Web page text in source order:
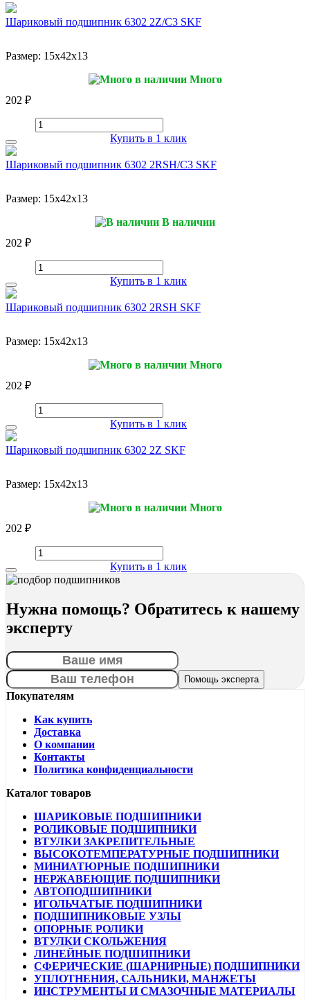
Шариковый подшипник 6302 2Z/C3 SKF
Размер: 15x42x13
Много
202 ₽
Купить в 1 клик
Шариковый подшипник 6302 2RSH/C3 SKF
Размер: 15x42x13
В наличии
202 ₽
Купить в 1 клик
Шариковый подшипник 6302 2RSH SKF
Размер: 15x42x13
Много
202 ₽
Купить в 1 клик
Шариковый подшипник 6302 2Z SKF
Размер: 15x42x13
Много
202 ₽
Купить в 1 клик
Нужна помощь? Обратитесь к нашему
эксперту
Покупателям
Как купить
Доставка
О компании
Контакты
Политика конфиденциальности
Каталог товаров
ШАРИКОВЫЕ ПОДШИПНИКИ
РОЛИКОВЫЕ ПОДШИПНИКИ
ВТУЛКИ ЗАКРЕПИТЕЛЬНЫЕ
ВЫСОКОТЕМПЕРАТУРНЫЕ ПОДШИПНИКИ
МИНИАТЮРНЫЕ ПОДШИПНИКИ
НЕРЖАВЕЮЩИЕ ПОДШИПНИКИ
АВТОПОДШИПНИКИ
ИГОЛЬЧАТЫЕ ПОДШИПНИКИ
ПОДШИПНИКОВЫЕ УЗЛЫ
ОПОРНЫЕ РОЛИКИ
ВТУЛКИ СКОЛЬЖЕНИЯ
ЛИНЕЙНЫЕ ПОДШИПНИКИ
СФЕРИЧЕСКИЕ (ШАРНИРНЫЕ) ПОДШИПНИКИ
УПЛОТНЕНИЯ, САЛЬНИКИ, МАНЖЕТЫ
ИНСТРУМЕНТЫ И СМАЗОЧНЫЕ МАТЕРИАЛЫ